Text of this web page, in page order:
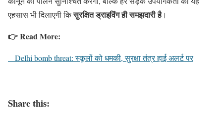
एहसास भी दिलाएगी किसुरक्षित ड्राइविंग ही समझदारी है।
👉 Read More:
Delhi bomb threat: स्कूलों को धमकी, सुरक्षा तंत्र हाई अलर्ट पर
Share this: